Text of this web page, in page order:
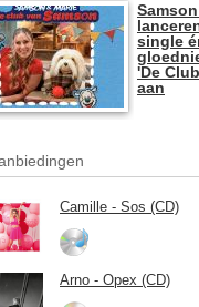
single
'De
aan
Camille - Sos (CD)
Arno - Opex (CD)